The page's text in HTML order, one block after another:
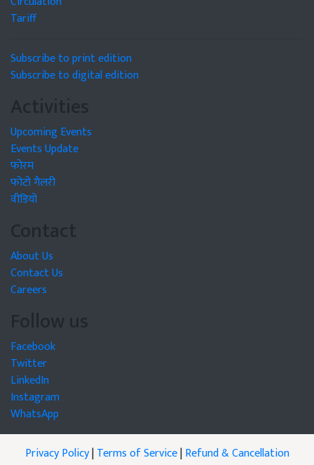
Tariff
Subscribe to print edition
Subscribe to digital edition
Activities
Upcoming Events
Events Update
फोरम
फोटो गैलरी
वीडियो
Contact
About Us
Contact Us
Careers
Follow us
Facebook
Twitter
LinkedIn
Instagram
WhatsApp
Privacy Policy|Terms of Service|Refund & Cancellation